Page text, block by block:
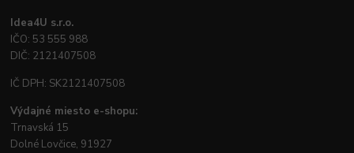
Idea4U s.r.o.
IČO: 53 555 988
DIČ: 2121407508
IČ DPH: SK2121407508
Výdajné miesto e-shopu:
Trnavská 15
Dolné Lovčice, 91927